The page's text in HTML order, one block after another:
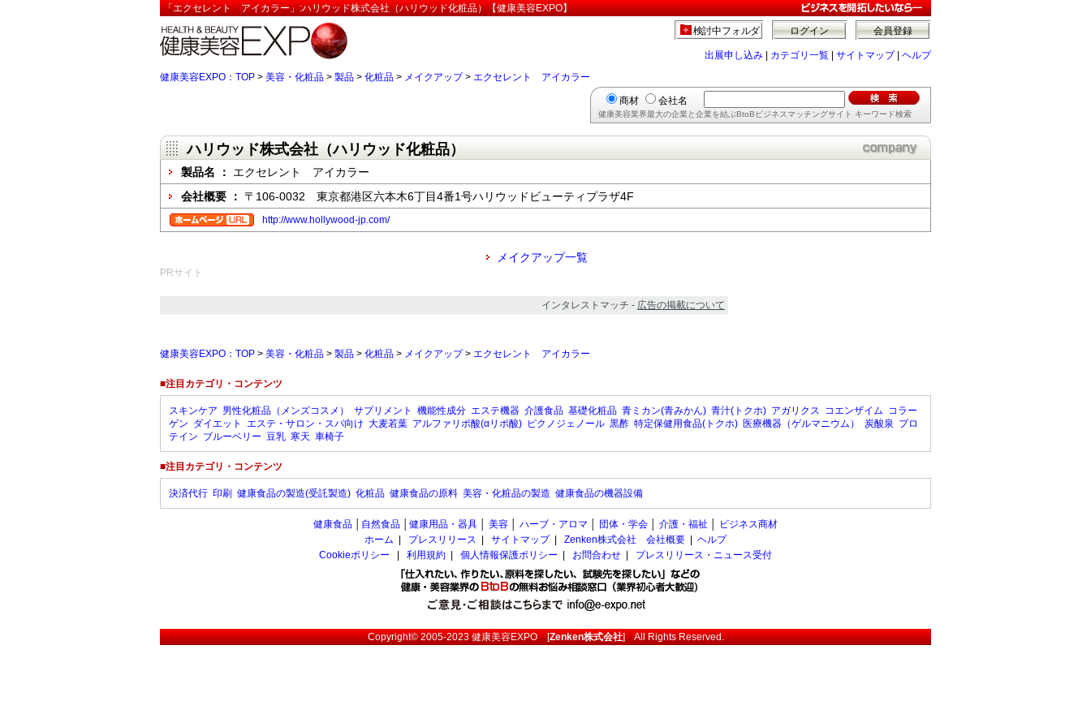
「エクセレント アイカラー」:ハリウッド株式会社（ハリウッド化粧品）【健康美容EXPO】
会員登録
ログイン
検討中フォルダ
出展申し込み カテゴリ一覧 サイトマップ| ヘルプ
健康美容EXPO：TOP > 美容・化粧品 > 製品 > 化粧品 > メイクアップ> エクセレント アイカラー
商材 会社名
健康美容業界最大の企業と企業を結ぶBtoBビジネスマッチングサイト キーワード検索
ハリウッド株式会社（ハリウッド化粧品）
製品名 ： エクセレント アイカラー
会社概要 ： 〒106-0032 東京都港区六本木6丁目4番1号ハリウッドビューティプラザ4F
http://www.hollywood-jp.com/
メイクアップ一覧
PRサイト
インタレストマッチ - 広告の掲載について
健康美容EXPO：TOP > 美容・化粧品 > 製品 > 化粧品 > メイクアップ> エクセレント アイカラー
■注目カテゴリ・コンテンツ
スキンケア 男性化粧品（メンズコスメ） サプリメント 機能性成分 エステ機器 介護食品 基礎化粧品 青ミカン(青みかん) 青汁(トクホ) アガリクス コエンザイム コラー
ゲン ダイエット エステ・サロン・スパ向け 大麦若葉 アルファリポ酸(αリポ酸) ピクノジェノール 黒酢 特定保健用食品(トクホ) 医療機器（ゲルマニウム） 炭酸泉 プロ
テイン ブルーベリー 豆乳 寒天 車椅子
■注目カテゴリ・コンテンツ
決済代行 印刷 健康食品の製造(受託製造) 化粧品 健康食品の原料 美容・化粧品の製造 健康食品の機器設備
健康食品 自然食品 健康用品・器具 美容 ハーブ・アロマ 団体・学会 介護・福祉
ビジネス商材
ホーム
プレスリリース サイトマップ| Zenken株式会社 会社概要
ヘルプ
Cookieポリシー
利用規約 個人情報保護ポリシー お問合わせ プレスリリース・ニュース受付
Copyright© 2005-2023健康美容EXPO[Zenken株式会社] All Rights Reserved.